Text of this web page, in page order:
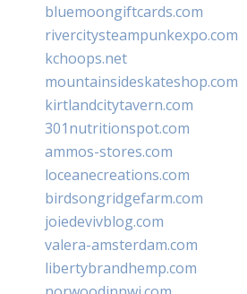
bluemoongiftcards.com
rivercitysteampunkexpo.com
kchoops.net
mountainsideskateshop.com
kirtlandcitytavern.com
301nutritionspot.com
ammos-stores.com
loceanecreations.com
birdsongridgefarm.com
joiedevivblog.com
valera-amsterdam.com
libertybrandhemp.com